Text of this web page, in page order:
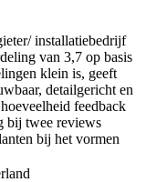
installatiebedrijf
van 3,7 op basis
klein is, geeft
detailgericht en
feedback
bij twee reviews
bij het vormen